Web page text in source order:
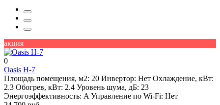
акция
0
Oasis H-7
Площадь помещения, м2: 20 Инвертор: Нет Охлаждение, кВт:
2.3 Обогрев, кВт: 2.4 Уровень шума, дБ: 23
Энергоэффективность: A Управление по Wi-Fi: Нет